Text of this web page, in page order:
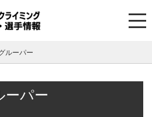
ルーパー
ーパー